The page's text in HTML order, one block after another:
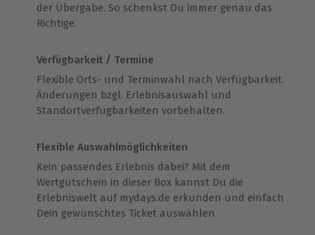
der Übergabe. So schenkst Du immer genau das
Richtige.
Verfügbarkeit / Termine
Flexible Orts- und Terminwahl nach Verfügbarkeit.
Änderungen bzgl. Erlebnisauswahl und
Standortverfügbarkeiten vorbehalten.
Flexible Auswahlmöglichkeiten
Kein passendes Erlebnis dabei? Mit dem
Wertgutschein in dieser Box kannst Du die
Erlebniswelt auf mydays.de erkunden und einfach
Dein gewünschtes Ticket auswählen.